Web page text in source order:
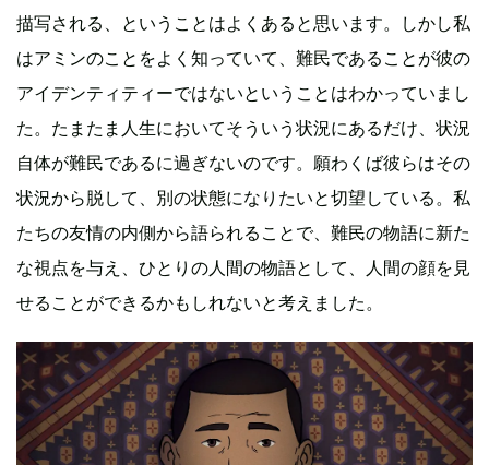
描写される、ということはよくあると思います。しかし私
はアミンのことをよく知っていて、難民であることが彼の
アイデンティティーではないということはわかっていまし
た。たまたま人生においてそういう状況にあるだけ、状況
自体が難民であるに過ぎないのです。願わくば彼らはその
状況から脱して、別の状態になりたいと切望している。私
たちの友情の内側から語られることで、難民の物語に新た
な視点を与え、ひとりの人間の物語として、人間の顔を見
せることができるかもしれないと考えました。